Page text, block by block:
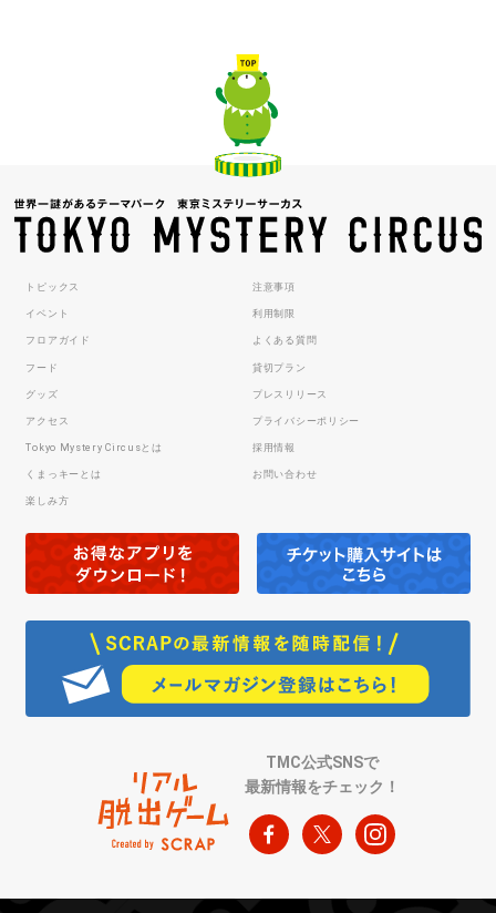
トピックス
イベント
フロアガイド
フード
グッズ
アクセス
Tokyo Mystery Circusとは
くまっキーとは
楽しみ方
注意事項
利用制限
よくある質問
貸切プラン
プレスリリース
プライバシーポリシー
採用情報
お問い合わせ
TMC公式SNSで
最新情報をチェック！